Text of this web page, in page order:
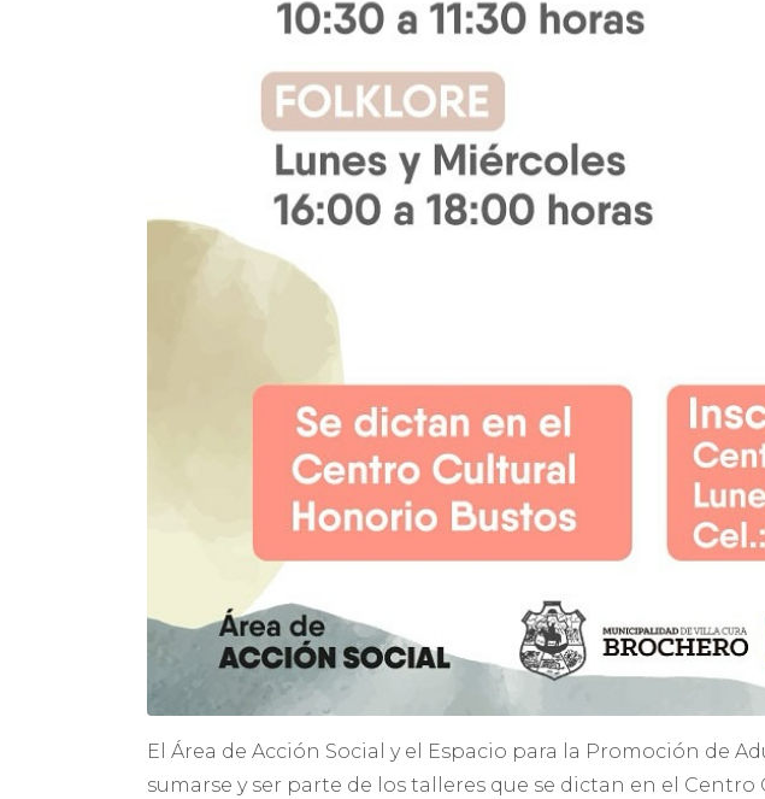
El Área de Acción Social y el Espacio para la Promoción de
sumarse y ser parte de los talleres que se dictan en el